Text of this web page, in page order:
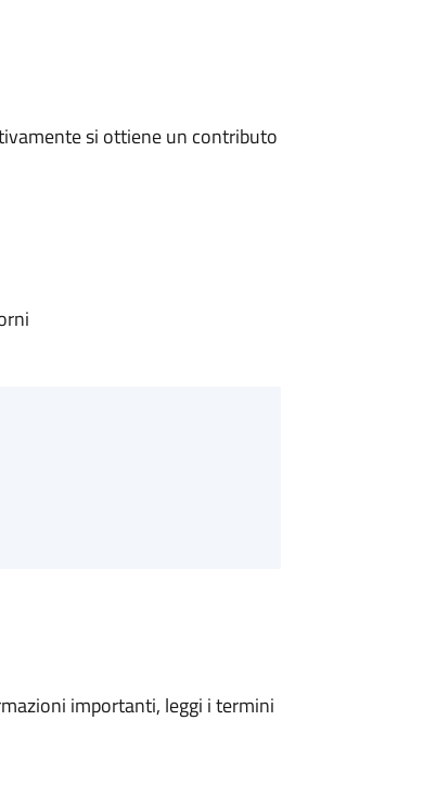
si ottiene un contributo
importanti, leggi i termini